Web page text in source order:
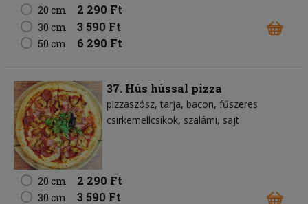
20 cm
2 290 Ft
30 cm 3 590 Ft
50 cm 6 290 Ft
37. Hús hússal pizza
pizzaszósz tarja bacon fűszeres
csirkemellcsíkok szalámi sajt
20 cm 2 290 Ft
30 cm 3 590 Ft